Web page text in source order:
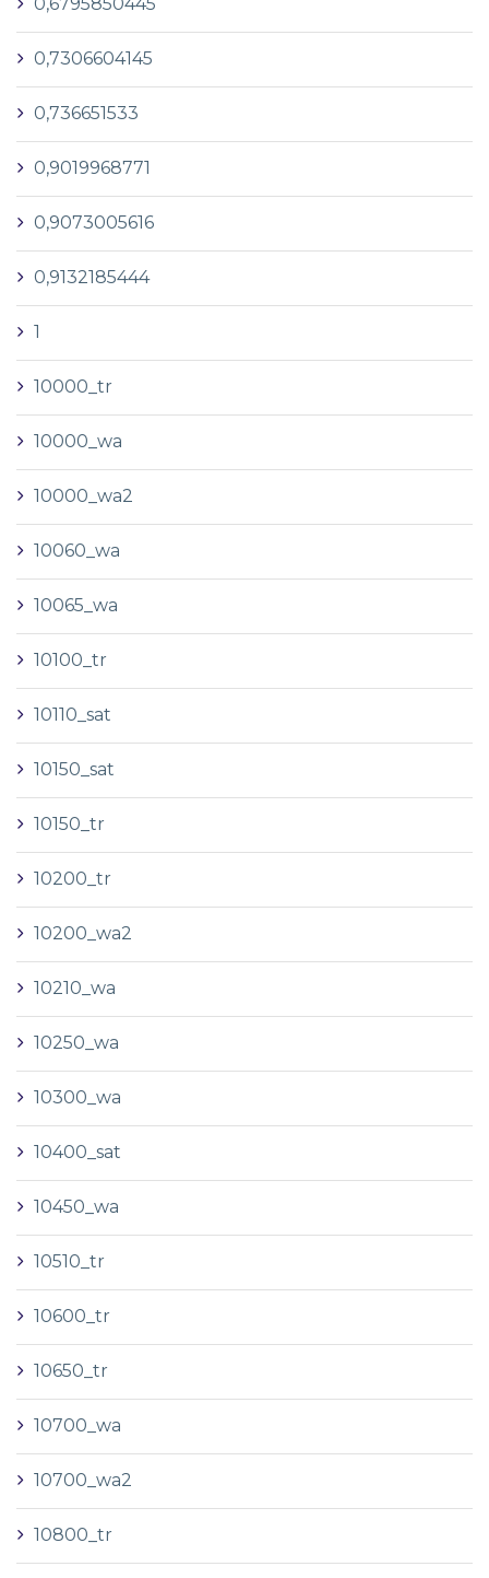
0,6795850445
0,7306604145
0,736651533
0,9019968771
0,9073005616
0,9132185444
1
10000_tr
10000_wa
10000_wa2
10060_wa
10065_wa
10100_tr
10110_sat
10150_sat
10150_tr
10200_tr
10200_wa2
10210_wa
10250_wa
10300_wa
10400_sat
10450_wa
10510_tr
10600_tr
10650_tr
10700_wa
10700_wa2
10800_tr